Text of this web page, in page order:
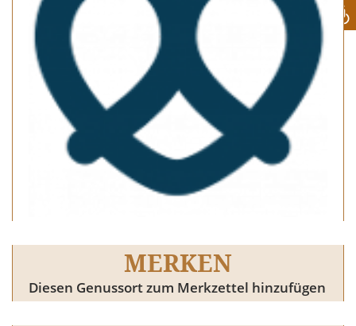
MERKEN
Diesen Genussort zum Merkzettel hinzufügen